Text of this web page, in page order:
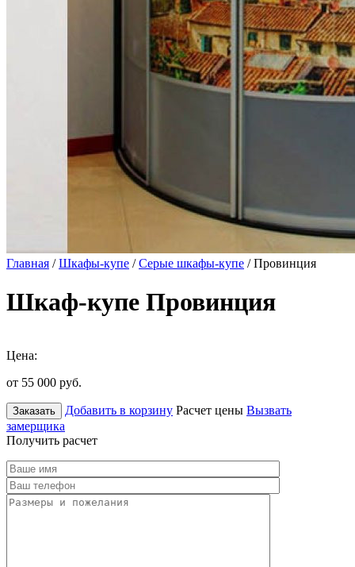
Главная /Шкафы-купе /Серые шкафы-купе / Провинция
Шкаф-купе Провинция
Цена:
от 55 000 руб.
Заказать Добавить в корзину Расчет цены Вызвать
замерщика
Получить расчет